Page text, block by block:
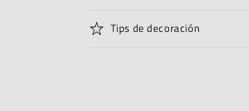
Tips de decoración